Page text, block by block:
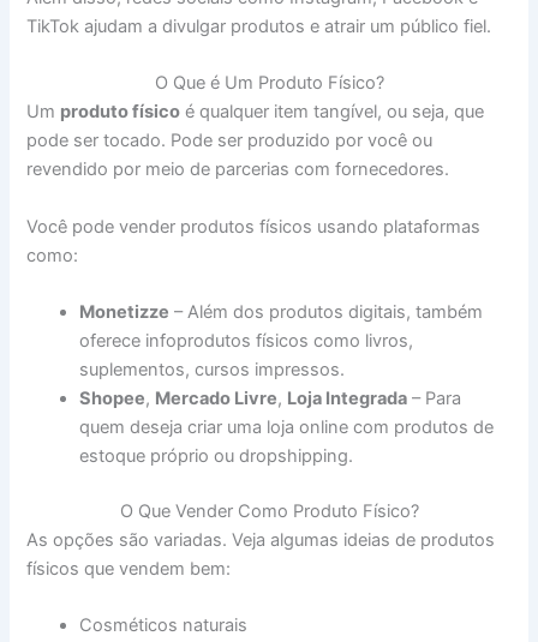
TikTok ajudam a divulgar produtos e atrair um público fiel.
O Que é Um Produto Físico?
Um produto físico é qualquer item tangível, ou seja, que
pode ser tocado. Pode ser produzido por você ou
revendido por meio de parcerias com fornecedores.
Você pode vender produtos físicos usando plataformas
como:
Monetizze – Além dos produtos digitais, também
oferece infoprodutos físicos como livros,
suplementos, cursos impressos.
Shopee, Mercado Livre, Loja Integrada – Para
quem deseja criar uma loja online com produtos de
estoque próprio ou dropshipping.
O Que Vender Como Produto Físico?
As opções são variadas. Veja algumas ideias de produtos
físicos que vendem bem:
Cosméticos naturais